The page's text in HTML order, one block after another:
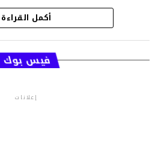
قسم الاخبار
أكمل القراءة
فيس بوك
إعلانات